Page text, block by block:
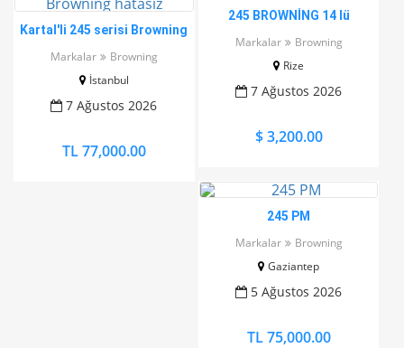
Kartal'li 245 serisi Browning
Markalar
Browning
İstanbul
7 Ağustos 2026
TL 77,000.00
245 BROWNİNG 14 lü
Markalar
Browning
Rize
7 Ağustos 2026
$ 3,200.00
245 PM
Markalar
Browning
Gaziantep
5 Ağustos 2026
TL 75,000.00